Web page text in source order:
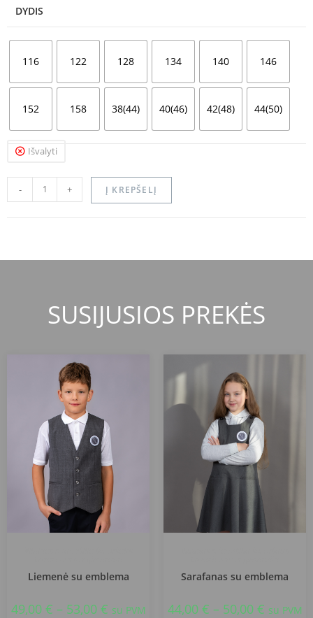
DYDIS
116 122 128 134 140 146
152 158 38(44) 40(46) 42(48) 44(50)
Išvalyti
- + Į KREPŠELĮ
SUSIJUSIOS PREKĖS
Liemenė su emblema
49,00 € – 53,00 € su PVM
Sarafanas su emblema
44,00 € – 50,00 € su PVM